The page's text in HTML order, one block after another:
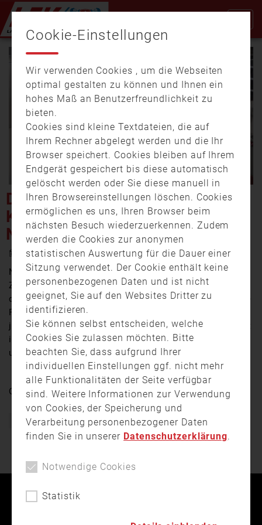
Video
DIE FEUERWEHR IN
KIEFERSFELDEN HAT EIN
NEUES HAUS
16. November 2022 12:58
Nach fast zwei Jahren in Provisorischer
Zwischenlösung war es nun endlich so weit. Zwar ist
die offizielle Einweihung erst Juni nächsten Jahres, die
Freiwillige Feuerwehr Kiefersfelden durfte aber schon
jetzt in ihr neues Feuerwehrhaus einziehen. Und das ist
im Vergleich zur alten Wache eine ganze Ecke besser
und größer.
Quelle:Regional Fernsehen Oberbayern
Bayern Feuerwehr Freiwillige Feuerwehr Gerätehaus
Kontakt
Cookie-Einstellungen
Wir verwenden Cookies , um die Webseiten
optimal gestalten zu können und Ihnen ein
hohes Maß an Benutzerfreundlichkeit zu
bieten.
Cookies sind kleine Textdateien, die auf
Ihrem Rechner abgelegt werden und die Ihr
Browser speichert. Cookies bleiben auf Ihrem
Endgerät gespeichert bis diese automatisch
gelöscht werden oder Sie diese manuell in
Ihren Browsereinstellungen löschen. Cookies
ermöglichen es uns, Ihren Browser beim
nächsten Besuch wiederzuerkennen. Zudem
werden die Cookies zur anonymen
statistischen Auswertung für die Dauer einer
Sitzung verwendet. Der Cookie enthält keine
personenbezogenen Daten und ist nicht
geeignet, Sie auf den Websites Dritter zu
identifizieren.
Sie können selbst entscheiden, welche
Cookies Sie zulassen möchten. Bitte
beachten Sie, dass aufgrund Ihrer
individuellen Einstellungen ggf. nicht mehr
alle Funktionalitäten der Seite verfügbar
sind. Weitere Informationen zur Verwendung
von Cookies, der Speicherung und
Verarbeitung personenbezogener Daten
finden Sie in unserer Datenschutzerklärung.
Notwendige Cookies
Statistik